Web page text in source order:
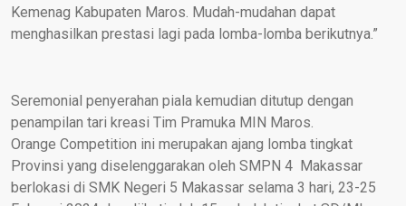
Kemenag Kabupaten Maros. Mudah-mudahan dapat
menghasilkan prestasi lagi pada lomba-lomba berikutnya.”
Seremonial penyerahan piala kemudian ditutup dengan
penampilan tari kreasi Tim Pramuka MIN Maros.
Orange Competition ini merupakan ajang lomba tingkat
Provinsi yang diselenggarakan oleh SMPN 4 Makassar
berlokasi di SMK Negeri 5 Makassar selama 3 hari, 23-25